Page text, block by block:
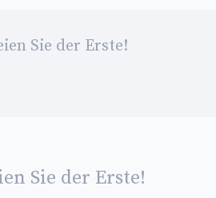
Sie der Erste!
Sie der Erste!